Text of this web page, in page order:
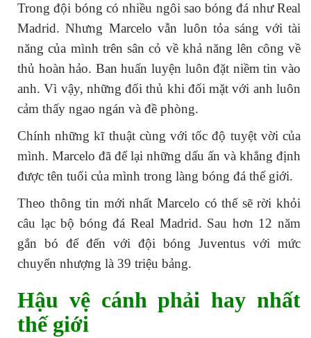
Trong đội bóng có nhiều ngôi sao bóng đá như Real
Madrid. Nhưng Marcelo vẫn luôn tỏa sáng với tài
năng của mình trên sân cỏ về khả năng lên công về
thủ hoàn hảo. Ban huấn luyện luôn đặt niềm tin vào
anh. Vì vậy, những đối thủ khi đối mặt với anh luôn
cảm thấy ngao ngán và đề phòng.
Chính những kĩ thuật cùng với tốc độ tuyệt vời của
mình. Marcelo đã để lại những dấu ấn và khẳng định
được tên tuổi của mình trong làng bóng đá thế giới.
Theo thông tin mới nhất Marcelo có thể sẽ rời khỏi
câu lạc bộ bóng đá Real Madrid. Sau hơn 12 năm
gắn bó để đến với đội bóng Juventus với mức
chuyển nhượng là 39 triệu bảng.
Hậu vệ cánh phải hay nhất
thế giới